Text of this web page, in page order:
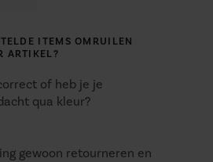
ITEMS OMRUILEN
ARTIKEL?
of heb je je
qua kleur?
gewoon retourneren en